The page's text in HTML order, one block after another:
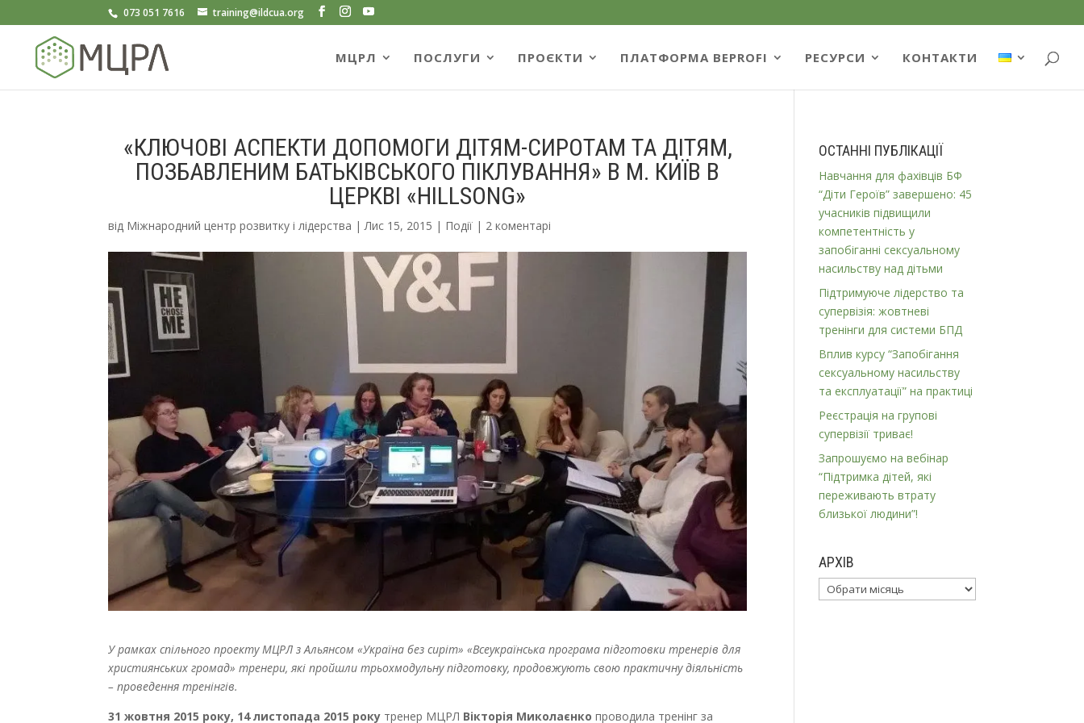
073 051 7616 training@ildcua.org
МЦРЛ ПОСЛУГИ ПРОЄКТИ ПЛАТФОРМА BEPROFI РЕСУРСИ КОНТАКТИ
«КЛЮЧОВІ АСПЕКТИ ДОПОМОГИ ДІТЯМ-СИРОТАМ ТА ДІТЯМ,
ПОЗБАВЛЕНИМ БАТЬКІВСЬКОГО ПІКЛУВАННЯ» В М. КИЇВ В
ЦЕРКВІ «HILLSONG»
від Міжнародний центр розвитку і лідерства |Лис 15, 2015 | Події | 2 коментарі
У рамках спільного проекту МЦРЛ з Альянсом «Україна без сиріт» «Всеукраїнська програма підготовки тренерів для
християнських громад» тренери, які пройшли трьохмодульну підготовку, продовжують свою практичну діяльність
– проведення тренінгів.
31 жовтня 2015 року, 14 листопада 2015 року тренер МЦРЛ Вікторія Миколаєнко проводила тренінг за
ОСТАННІ ПУБЛІКАЦІЇ
Навчання для фахівців БФ
“Діти Героїв” завершено: 45
учасників підвищили
компетентність у
запобіганні сексуальному
насильству над дітьми
Підтримуюче лідерство та
супервізія: жовтневі
тренінги для системи БПД
Вплив курсу “Запобігання
сексуальному насильству
та експлуатації” на практиці
Реєстрація на групові
супервізії триває!
Запрошуємо на вебінар
“Підтримка дітей, які
переживають втрату
близької людини”!
АРХІВ
Архів